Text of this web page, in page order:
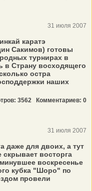
31 июля 2007
каратэ
Сакимов) готовы
турнирах в
в Страну восходящего
остра
наших
3562 Комментариев: 0
31 июля 2007
даже для двоих, а тут
восторга
воскресенье
кубка "Шоро" по
провели